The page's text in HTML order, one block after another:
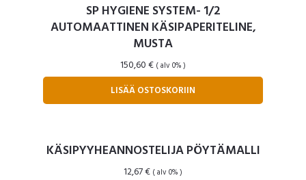
SP HYGIENE SYSTEM- 1/2
AUTOMAATTINEN KÄSIPAPERITELINE,
MUSTA
150,60€ ( alv 0% )
LISÄÄ OSTOSKORIIN
KÄSIPYYHEANNOSTELIJA PÖYTÄMALLI
12,67€ ( alv 0% )